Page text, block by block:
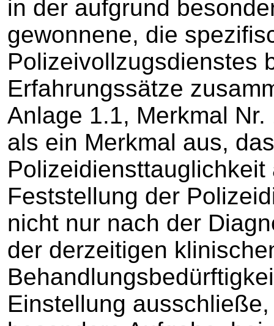
in der aufgrund
gewonnene, die
Polizeivollzugsdienstes
Erfahrungssätze
Anlage 1.1, Merkmal
als ein Merkmal aus,
Feststellung der
nicht nur nach der
der derzeitigen
Einstellung